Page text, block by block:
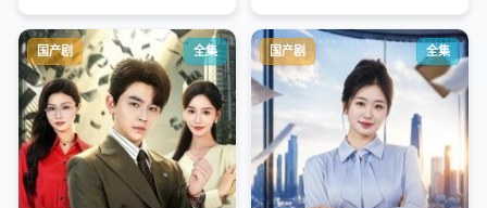
国产剧 全集 国产剧 全集